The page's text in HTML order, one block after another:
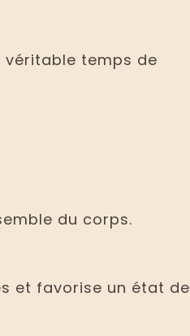
temps de
du corps.
et favorise un état de